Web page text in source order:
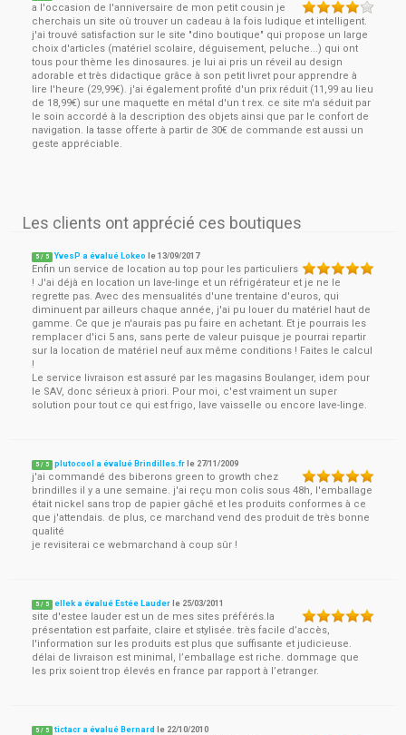
a l'occasion de l'anniversaire de mon petit cousin je
cherchais un site où trouver un cadeau à la fois ludique et intelligent.
j'ai trouvé satisfaction sur le site "dino boutique" qui propose un large
choix d'articles (matériel scolaire, déguisement, peluche...) qui ont
tous pour thème les dinosaures. je lui ai pris un réveil au design
adorable et très didactique grâce à son petit livret pour apprendre à
lire l'heure (29,99€). j'ai également profité d'un prix réduit (11,99 au lieu
de 18,99€) sur une maquette en métal d'un t rex. ce site m'a séduit par
le soin accordé à la description des objets ainsi que par le confort de
navigation. la tasse offerte à partir de 30€ de commande est aussi un
geste appréciable.
Les clients ont apprécié ces boutiques
5 / 5 YvesP a évalué Lokeo le13/09/2017
Enfin un service de location au top pour les particuliers
! J'ai déjà en location un lave-linge et un réfrigérateur et je ne le
regrette pas. Avec des mensualités d'une trentaine d'euros, qui
diminuent par ailleurs chaque année, j'ai pu louer du matériel haut de
gamme. Ce que je n'aurais pas pu faire en achetant. Et je pourrais les
remplacer d'ici 5 ans, sans perte de valeur puisque je pourrai repartir
sur la location de matériel neuf aux même conditions ! Faites le calcul
!
Le service livraison est assuré par les magasins Boulanger, idem pour
le SAV, donc sérieux à priori. Pour moi, c'est vraiment un super
solution pour tout ce qui est frigo, lave vaisselle ou encore lave-linge.
5 / 5 plutocool a évalué Brindilles.fr le 27/11/2009
j'ai commandé des biberons green to growth chez
brindilles il y a une semaine. j'ai reçu mon colis sous 48h, l'emballage
était nickel sans trop de papier gâché et les produits conformes à ce
que j'attendais. de plus, ce marchand vend des produit de très bonne
qualité
je revisiterai ce webmarchand à coup sûr !
5 / 5 ellek a évalué Estée Lauder le 25/03/2011
site d'estee lauder est un de mes sites préférés.la
présentation est parfaite, claire et stylisée. très facile d’accès,
l'information sur les produits est plus que suffisante et judicieuse.
délai de livraison est minimal, l’emballage est riche. dommage que
les prix soient trop élevés en france par rapport à l’etranger.
5 / 5 tictacr a évalué Bernard le 22/10/2010